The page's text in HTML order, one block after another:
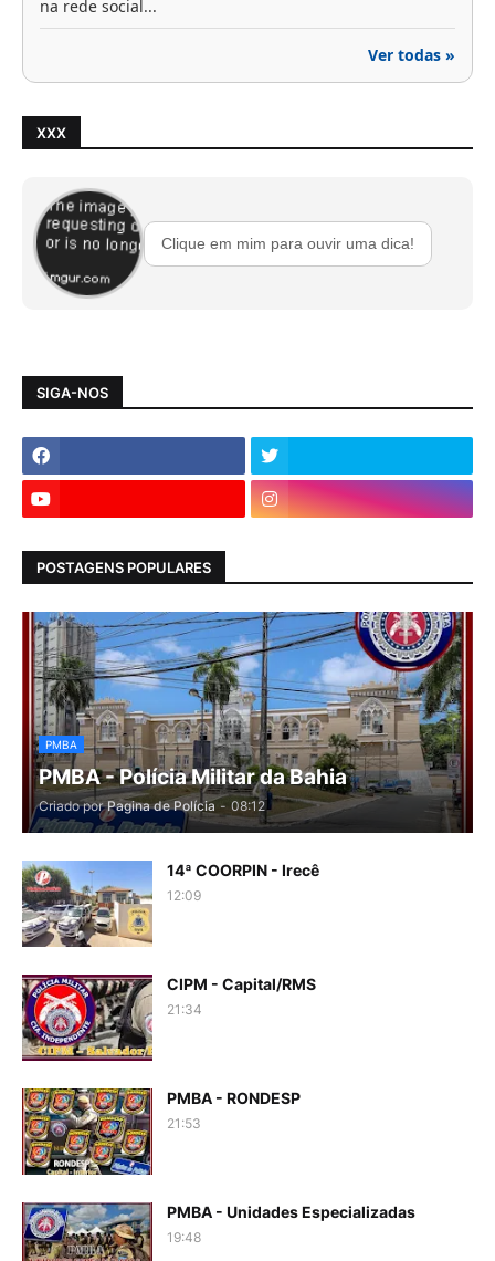
na rede social...
Ver todas »
XXX
Clique em mim para ouvir uma dica!
SIGA-NOS
POSTAGENS POPULARES
PMBA
PMBA - Polícia Militar da Bahia
Criado por Pagina de Polícia - 08:12
14ª COORPIN - Irecê
12:09
CIPM - Capital/RMS
21:34
PMBA - RONDESP
21:53
PMBA - Unidades Especializadas
19:48